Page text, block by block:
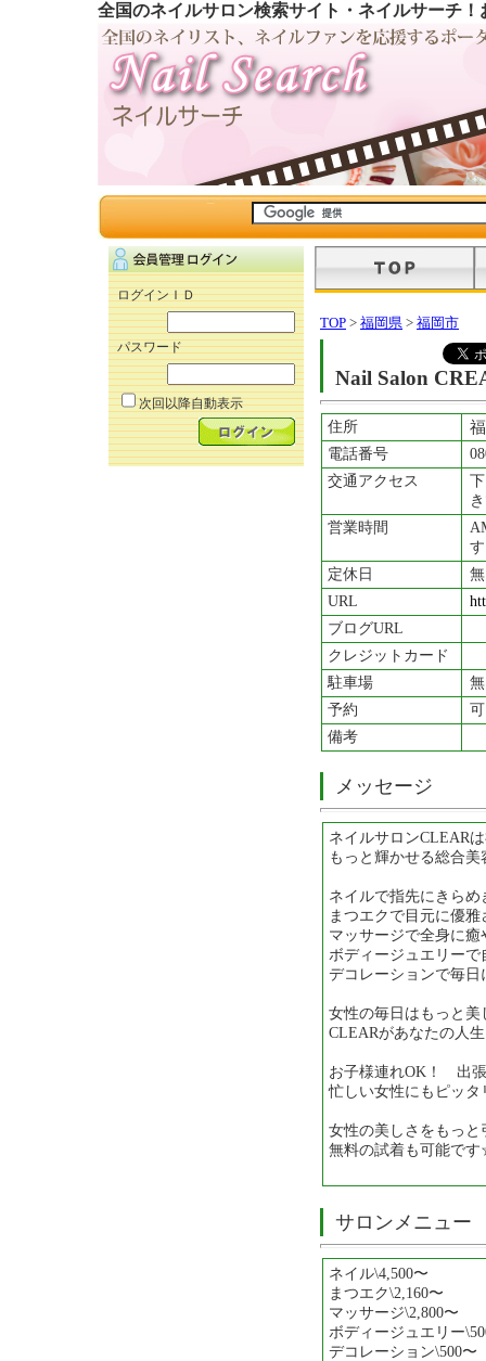
全国のネイルサロン検索サイト・ネイルサーチ
ログインＩＤ
パスワード
次回以降自動表示
TOP > 福岡県 > 福岡市
Nail Salon
住所
電話番号
交通アクセス
営業時間
定休日
URL
ブログURL
クレジットカード
駐車場
無
予約
可
備考
メッセージ
ネイルサロンCLEAR
もっと輝かせる総合
ネイルで指先にきら
まつエクで目元に優
マッサージで全身に
ボディージュエリー
デコレーションで毎
女性の毎日はもっと
CLEARがあなたの人
お子様連れOK！ 出
忙しい女性にもピッタ
女性の美しさをもっ
無料の試着も可能で
サロンメニュー
ネイル\4,500〜
まつエク\2,160〜
マッサージ\2,800〜
ボディージュエリー
デコレーション\500〜